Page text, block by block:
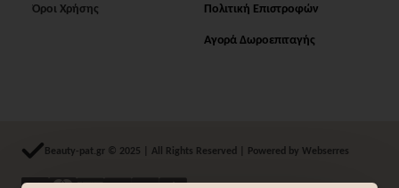
Όροι Χρήσης Πολιτική Επιστροφών
Αγορά Δωροεπιταγής
Beauty-pat.gr © 2025 | All Rights Reserved | Powered by Webserres